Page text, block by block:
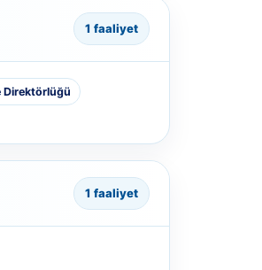
1 faaliyet
Direktörlüğü
1 faaliyet